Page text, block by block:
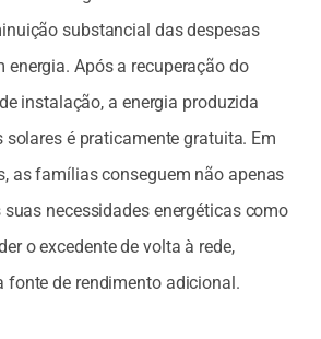
substancial das despesas
energia. Após a recuperação do
instalação, a energia produzida
solares é praticamente gratuita. Em
as famílias conseguem não apenas
necessidades energéticas como
o excedente de volta à rede,
fonte de rendimento adicional.